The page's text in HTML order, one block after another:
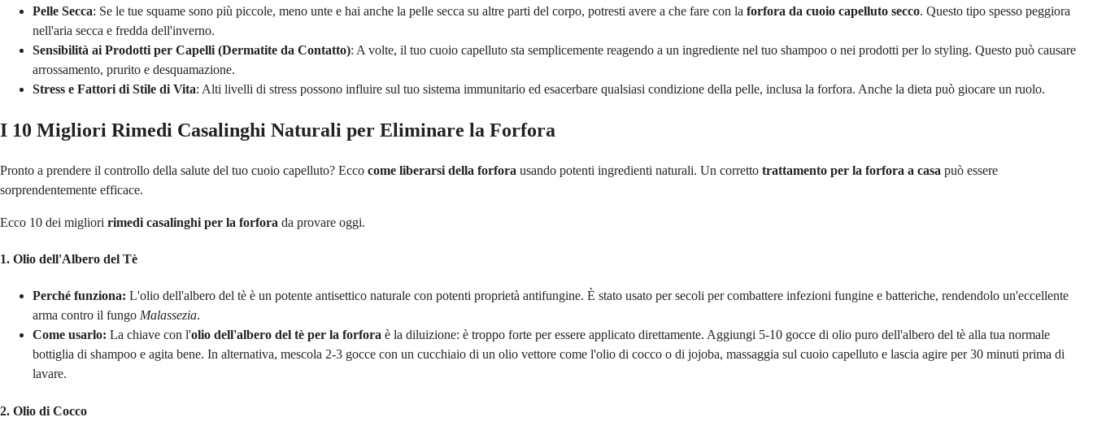
Pelle Secca: Se le tue squame sono più piccole, meno unte e hai anche la pelle secca su altre parti del corpo, potresti avere a che fare con la forfora da cuoio capelluto secco. Questo tipo spesso peggiora
nell'aria secca e fredda dell'inverno.
Sensibilità ai Prodotti per Capelli (Dermatite da Contatto): A volte, il tuo cuoio capelluto sta semplicemente reagendo a un ingrediente nel tuo shampoo o nei prodotti per lo styling. Questo può causare
arrossamento, prurito e desquamazione.
Stress e Fattori di Stile di Vita: Alti livelli di stress possono influire sul tuo sistema immunitario ed esacerbare qualsiasi condizione della pelle, inclusa la forfora. Anche la dieta può giocare un ruolo.
I 10 Migliori Rimedi Casalinghi Naturali per Eliminare la Forfora
Pronto a prendere il controllo della salute del tuo cuoio capelluto? Ecco come liberarsi della forfora usando potenti ingredienti naturali. Un corretto trattamento per la forfora a casa può essere
sorprendentemente efficace.
Ecco 10 dei migliori rimedi casalinghi per la forfora da provare oggi.
1. Olio dell'Albero del Tè
Perché funziona: L'olio dell'albero del tè è un potente antisettico naturale con potenti proprietà antifungine. È stato usato per secoli per combattere infezioni fungine e batteriche, rendendolo un'eccellente
arma contro il fungo Malassezia.
Come usarlo: La chiave con l'olio dell'albero del tè per la forfora è la diluizione: è troppo forte per essere applicato direttamente. Aggiungi 5-10 gocce di olio puro dell'albero del tè alla tua normale
bottiglia di shampoo e agita bene. In alternativa, mescola 2-3 gocce con un cucchiaio di un olio vettore come l'olio di cocco o di jojoba, massaggia sul cuoio capelluto e lascia agire per 30 minuti prima di
lavare.
2. Olio di Cocco